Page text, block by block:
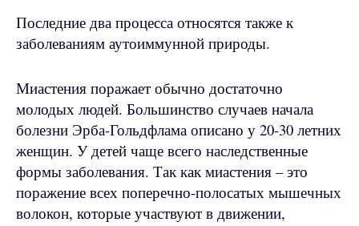
Последние два процесса относятся также к
заболеваниям аутоиммунной природы.
Миастения поражает обычно достаточно
молодых людей. Большинство случаев начала
болезни Эрба-Гольдфлама описано у 20-30 летних
женщин. У детей чаще всего наследственные
формы заболевания. Так как миастения – это
поражение всех поперечно-полосатых мышечных
волокон, которые участвуют в движении,